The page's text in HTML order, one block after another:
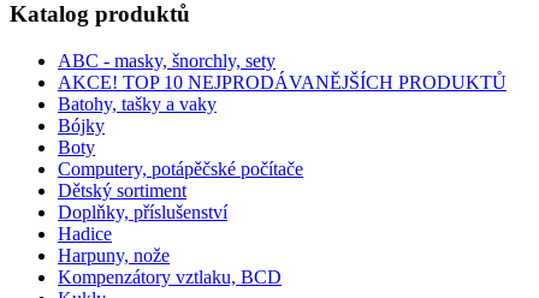
Katalog produktů
ABC - masky, šnorchly, sety
AKCE! TOP 10 NEJPRODÁVANĚJŠÍCH PRODUKTŮ
Batohy, tašky a vaky
Bójky
Boty
Computery, potápěčské počítače
Dětský sortiment
Doplňky, příslušenství
Hadice
Harpuny, nože
Kompenzátory vztlaku, BCD